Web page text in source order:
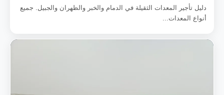
دليل تأجير المعدات الثقيلة في الدمام والخبر والظهران والجبيل. جميع
أنواع المعدات...